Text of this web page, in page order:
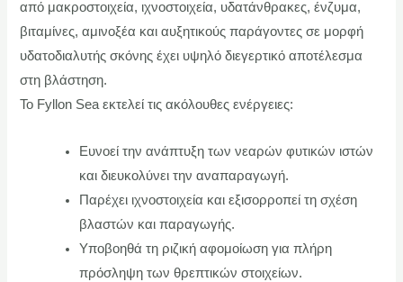
από μακροστοιχεία, ιχνοστοιχεία, υδατάνθρακες, ένζυμα,
βιταμίνες, αμινοξέα και αυξητικούς παράγοντες σε μορφή
υδατοδιαλυτής σκόνης έχει υψηλό διεγερτικό αποτέλεσμα
στη βλάστηση.
Το Fyllon Sea εκτελεί τις ακόλουθες ενέργειες:
Ευνοεί την ανάπτυξη των νεαρών φυτικών ιστών
και διευκολύνει την αναπαραγωγή.
Παρέχει ιχνοστοιχεία και εξισορροπεί τη σχέση
βλαστών και παραγωγής.
Υποβοηθά τη ριζική αφομοίωση για πλήρη
πρόσληψη των θρεπτικών στοιχείων.